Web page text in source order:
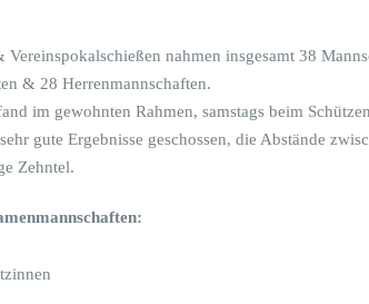
nahmen insgesamt 38
& 28 Herrenmannschaften.
im gewohnten Rahmen, samstags beim
gute Ergebnisse geschossen, die Abstände
Zehntel.